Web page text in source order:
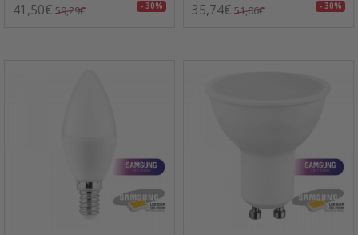
41,50€ 59,29€ - 30% 35,74€ 51,06€ - 30%